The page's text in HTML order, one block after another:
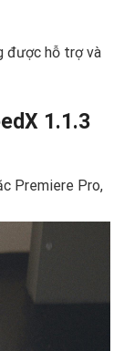
được hỗ trợ và
1.1.3
Premiere Pro,